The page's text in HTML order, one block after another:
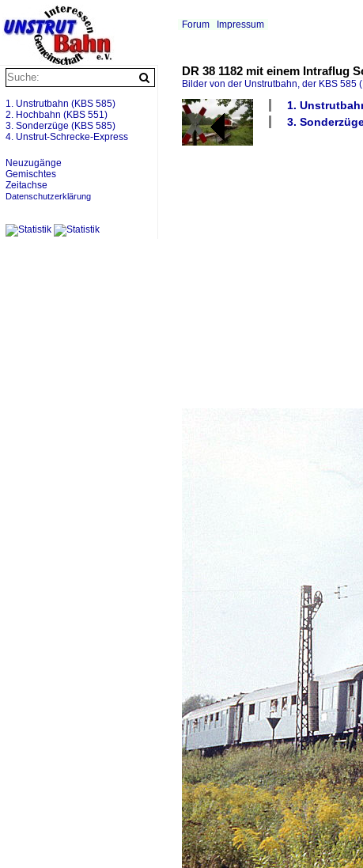
Forum Impressum
DR 38 1182 mit einem Intraflug
Bilder von der Unstrutbahn, der KBS 585
1.
3.
1. Unstrutbahn (KBS 585)
2. Hochbahn (KBS 551)
3. Sonderzüge (KBS 585)
4. Unstrut-Schrecke-Express
Neuzugänge
Gemischtes
Zeitachse
Datenschutzerklärung